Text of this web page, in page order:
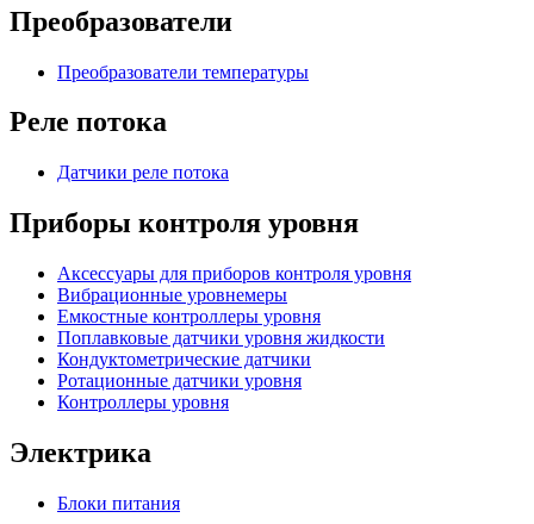
Преобразователи
Преобразователи температуры
Реле потока
Датчики реле потока
Приборы контроля уровня
Аксессуары для приборов контроля уровня
Вибрационные уровнемеры
Емкостные контроллеры уровня
Поплавковые датчики уровня жидкости
Кондуктометрические датчики
Ротационные датчики уровня
Контроллеры уровня
Электрика
Блоки питания